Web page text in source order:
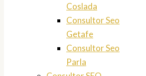
Coslada
Consultor Seo
Getafe
Consultor Seo
Parla